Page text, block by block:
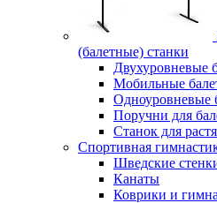
(балетные) станки
Двухуровневые
Мобильные
Одноуровневые
Поручни для
Станок для
Спортивная
Шведские
Канаты
Коврики и